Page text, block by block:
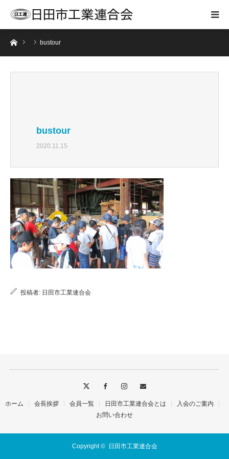
ホーム bustour
bustour
2020.11.15
投稿者: 日田市工業連合会
ホーム 会長挨拶 会員一覧 日田市工業連合会とは
入会のご案内
お問い合わせ
Copyright © 日田市工業連合会